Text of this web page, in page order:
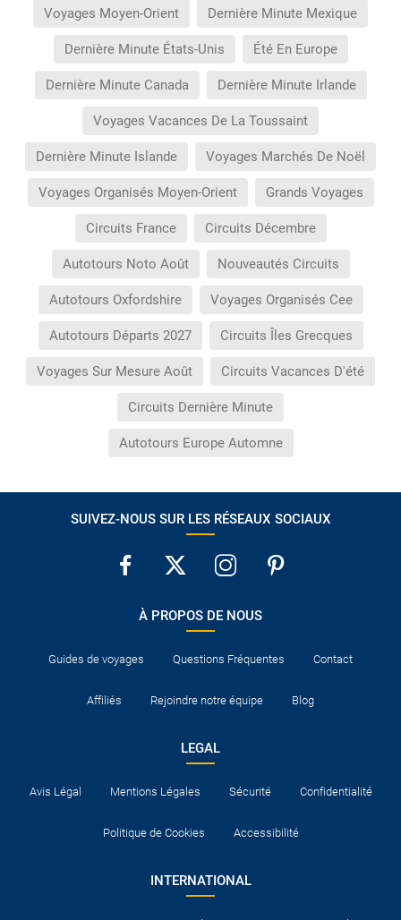
Voyages Moyen-Orient Dernière Minute Mexique
Dernière Minute États-Unis Été En Europe
Dernière Minute Canada Dernière Minute Irlande
Voyages Vacances De La Toussaint
Dernière Minute Islande Voyages Marchés De Noël
Voyages Organisés Moyen-Orient Grands Voyages
Circuits France Circuits Décembre
Autotours Noto Août Nouveautés Circuits
Autotours Oxfordshire Voyages Organisés Cee
Autotours Départs 2027 Circuits Îles Grecques
Voyages Sur Mesure Août Circuits Vacances D'été
Circuits Dernière Minute
Autotours Europe Automne
SUIVEZ-NOUS SUR LES RÉSEAUX SOCIAUX
À PROPOS DE NOUS
Guides de voyages Questions Fréquentes Contact
Affiliés Rejoindre notre équipe Blog
LEGAL
Avis Légal Mentions Légales Sécurité Confidentialité
Politique de Cookies Accessibilité
INTERNATIONAL